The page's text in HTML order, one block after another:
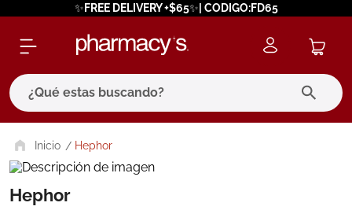
✨FREE DELIVERY +$65✨| CODIGO:FD65
¿Qué estas buscando?
Hephor
Hephor
términos más buscados
1. eucerin
2. protector solar